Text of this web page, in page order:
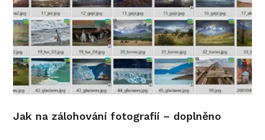
Jak na zálohování fotografií – doplněno